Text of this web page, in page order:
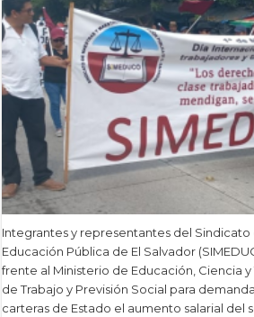
Integrantes y representantes del Sindicato
Educación Pública de El Salvador
frente al Ministerio de Educación, Ciencia
de Trabajo y Previsión Social para
carteras de Estado el aumento salarial del